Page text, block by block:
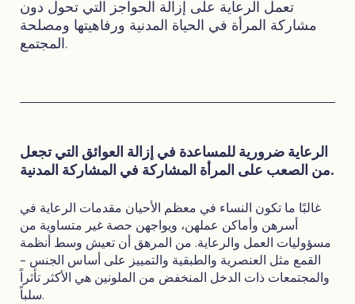
تعمل الرعاية على إزالة الحواجز التي تحول دون
مشاركة المرأة في الحياة المدنية ورفاهيتها ومصلحة
المجتمع.
الرعاية ضرورية للمساعدة في إزالة العوائق التي تجعل
من الصعب على المرأة المشاركة في المشاركة المدنية.
غالبًا ما تكون النساء في معظم الأحيان مقدمات الرعاية في
أسرهن وأماكن عملهن، ويواجهن حصة غير متساوية من
مسؤوليات العمل والرعاية. من المرهق أن تعيش وسط أنظمة
القمع مثل العنصرية والطبقية والتمييز على أساس الجنس -
والمجتمعات ذات الدخل المنخفض من الملونين هي الأكثر تأثراً
سلباً.